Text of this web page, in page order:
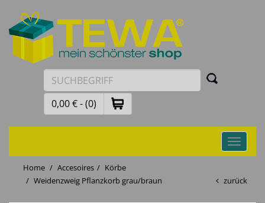
0,00 € - (0)
Toggle
Home
Accesoires
Körbe
Weidenzweig Pflanzkorb grau/braun
zurück